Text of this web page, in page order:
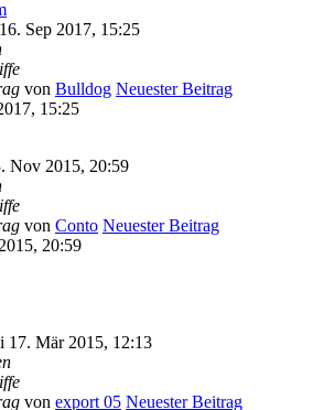
Sep 2017, 15:25
von Bulldog Neuester Beitrag
15:25
Nov 2015, 20:59
von Conto Neuester Beitrag
20:59
17. Mär 2015, 12:13
von export 05 Neuester Beitrag